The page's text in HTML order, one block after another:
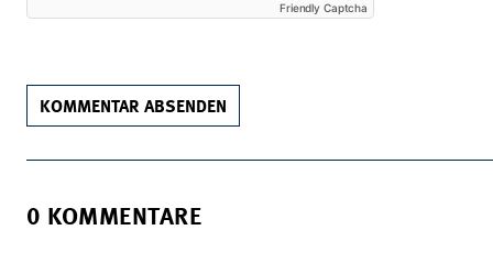
Friendly Captcha
KOMMENTAR ABSENDEN
0 KOMMENTARE